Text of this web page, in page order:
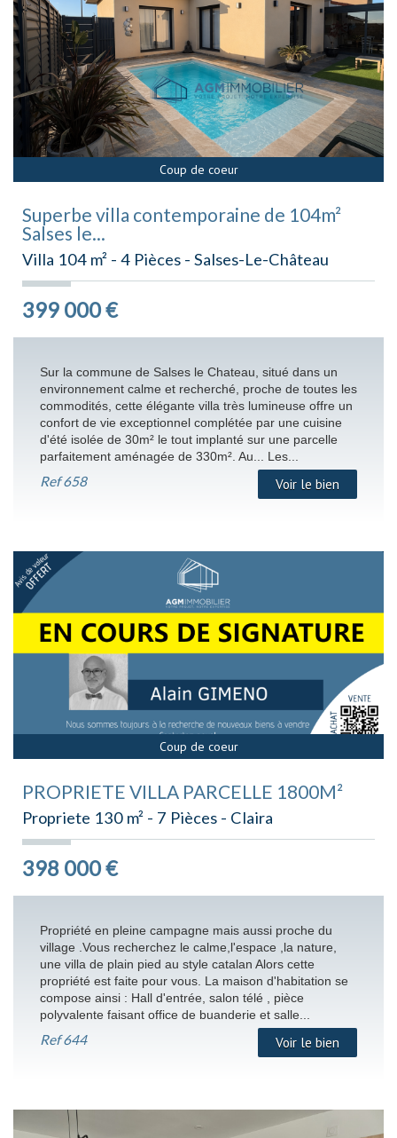
Coup de coeur
Superbe villa contemporaine de 104m²
Salses le...
Villa 104 m² - 4 Pièces - Salses-Le-Château
399 000€
Sur la commune de Salses le Chateau, situé dans un
environnement calme et recherché, proche de toutes les
commodités, cette élégante villa très lumineuse offre un
confort de vie exceptionnel complétée par une cuisine
d'été isolée de 30m² le tout implanté sur une parcelle
parfaitement aménagée de 330m². Au... Les...
Ref658 Voir le bien
Sous Compromis
Coup de coeur
PROPRIETE VILLA PARCELLE 1800M²
Propriete 130 m² - 7 Pièces - Claira
398 000€
Propriété en pleine campagne mais aussi proche du
village .Vous recherchez le calme,l'espace ,la nature,
une villa de plain pied au style catalan Alors cette
propriété est faite pour vous. La maison d'habitation se
compose ainsi : Hall d'entrée, salon télé , pièce
polyvalente faisant office de buanderie et salle...
Ref644 Voir le bien